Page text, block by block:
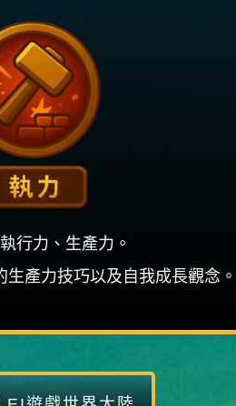
行力、生產力。
生產力技巧以及自我成長觀念